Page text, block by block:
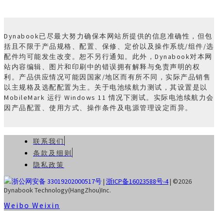
Dynabook已尽最大努力确保本网站所提供的信息准确性，但包
括且不限于产品规格、配置、保修、定价以及操作系统/组件/选
配件均可能发生改变。恕不另行通知。此外，Dynabook对本网
站内容编辑、图片和印刷中的错误拥有解释与免责声明的权
利。产品供应情况可能因国家/地区而有所不同，实际产品销售
以主规格及选配配置为主。关于电池续航力测试，其设置是以
MobileMark 运行 Windows 11 情况下测试。实际电池续航力会
因产品配置、使用方式、操作条件及电源管理设定而异。
联系我们
条款及细则
隐私政策
浙公网安备 33019202000517号| 浙ICP备16023588号-4| ©2026
Dynabook Technology(HangZhou)Inc.
Weibo Weixin